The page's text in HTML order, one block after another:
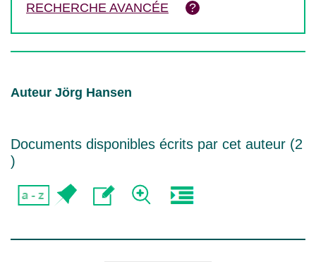
RECHERCHE AVANCÉE
Auteur Jörg Hansen
Documents disponibles écrits par cet auteur (2
)